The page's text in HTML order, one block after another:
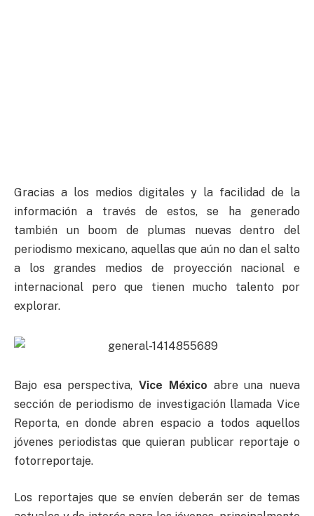
Gracias a los medios digitales y la facilidad de la
información a través de estos, se ha generado
también un boom de plumas nuevas dentro del
periodismo mexicano, aquellas que aún no dan el salto
a los grandes medios de proyección nacional e
internacional pero que tienen mucho talento por
explorar.
Bajo esa perspectiva,Vice México abre una nueva
sección de periodismo de investigación llamada Vice
Reporta, en donde abren espacio a todos aquellos
jóvenes periodistas que quieran publicar reportaje o
fotorreportaje.
Los reportajes que se envíen deberán ser de temas